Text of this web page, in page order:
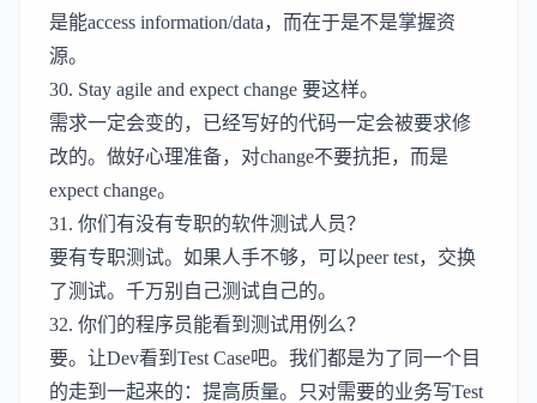
是能access information/data，而在于是不是掌握资
源。
30. Stay agile and expect change 要这样。
需求一定会变的，已经写好的代码一定会被要求修
改的。做好心理准备，对change不要抗拒，而是
expect change。
31. 你们有没有专职的软件测试人员？
要有专职测试。如果人手不够，可以peer test，交换
了测试。千万别自己测试自己的。
32. 你们的程序员能看到测试用例么？
要。让Dev看到Test Case吧。我们都是为了同一个目
的走到一起来的：提高质量。只对需要的业务写Test